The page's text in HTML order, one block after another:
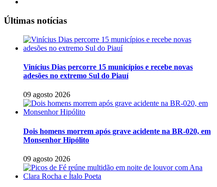
Últimas notícias
Vinícius Dias percorre 15 municípios e recebe novas
adesões no extremo Sul do Piauí
09 agosto 2026
Dois homens morrem após grave acidente na BR-020, em
Monsenhor Hipólito
09 agosto 2026